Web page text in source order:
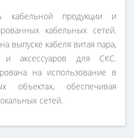
кабельной продукции и
кабельных сетей.
выпуске кабеля витая пара,
и аксессуаров для СКС.
на использование в
обеспечивая
сетей.